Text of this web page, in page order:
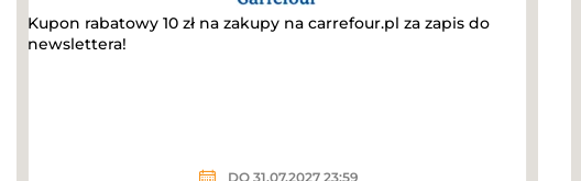
Kupon rabatowy 10 zł na zakupy na carrefour.pl za zapis do
newslettera!
DO 31.07.2027 23:59